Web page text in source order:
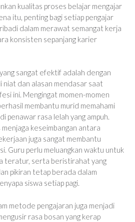
kualitas proses belajar mengajar
itu, penting bagi setiap pengajar
dalam merawat semangat kerja
konsisten sepanjang karier
sangat efektif adalah dengan
niat dan alasan mendasar saat
ini. Mengingat momen-momen
membantu murid memahami
penawar rasa lelah yang ampuh.
keseimbangan antara
juga sangat membantu
Guru perlu meluangkan waktu untuk
teratur, serta beristirahat yang
pikiran tetap berada dalam
siswa setiap pagi.
metode pengajaran juga menjadi
rasa bosan yang kerap